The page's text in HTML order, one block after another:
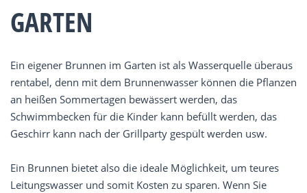
GARTEN
Ein eigener Brunnen im Garten ist als Wasserquelle überaus
rentabel, denn mit dem Brunnenwasser können die Pflanzen
an heißen Sommertagen bewässert werden, das
Schwimmbecken für die Kinder kann befüllt werden, das
Geschirr kann nach der Grillparty gespült werden usw.
Ein Brunnen bietet also die ideale Möglichkeit, um teures
Leitungswasser und somit Kosten zu sparen. Wenn Sie